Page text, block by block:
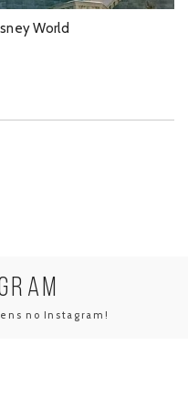
World
no Instagram!